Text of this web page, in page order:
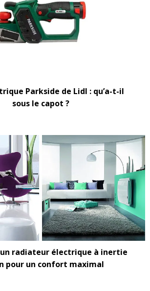
Parkside de Lidl : qu’a-t-il
sous le capot ?
radiateur électrique à inertie
pour un confort maximal